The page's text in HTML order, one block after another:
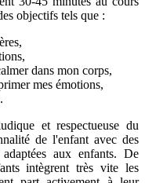
objectifs tels que :
dans mon corps,
mes émotions,
et respectueuse du
de l'enfant avec des
aux enfants. De
intègrent très vite les